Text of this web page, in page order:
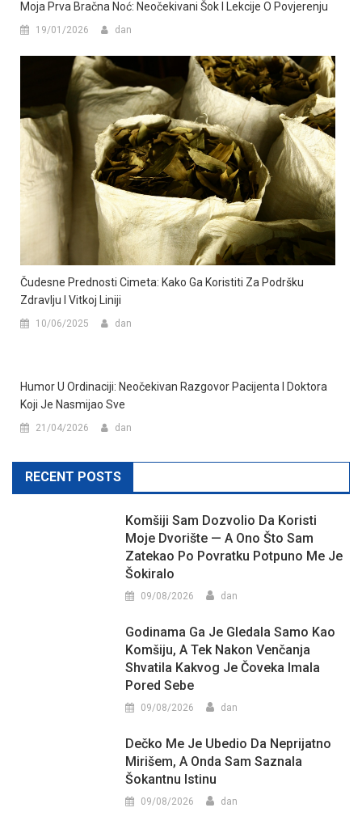
Moja Prva Bračna Noć: Neočekivani Šok I Lekcije O Povjerenju
19/01/2026 dan
Čudesne Prednosti Cimeta: Kako Ga Koristiti Za Podršku
Zdravlju I Vitkoj Liniji
10/06/2025 dan
Humor U Ordinaciji: Neočekivan Razgovor Pacijenta I Doktora
Koji Je Nasmijao Sve
21/04/2026 dan
RECENT POSTS
Komšiji Sam Dozvolio Da Koristi
Moje Dvorište — A Ono Što Sam
Zatekao Po Povratku Potpuno Me Je
Šokiralo
09/08/2026 dan
Godinama Ga Je Gledala Samo Kao
Komšiju, A Tek Nakon Venčanja
Shvatila Kakvog Je Čoveka Imala
Pored Sebe
09/08/2026 dan
Dečko Me Je Ubedio Da Neprijatno
Mirišem, A Onda Sam Saznala
Šokantnu Istinu
09/08/2026 dan